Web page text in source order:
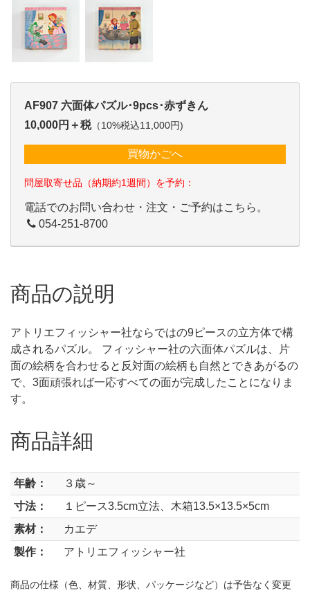
AF907 六面体パズル･9pcs･赤ずきん
10,000円＋税（10%税込11,000円)
買物かごへ
問屋取寄せ品（納期約1週間）を予約：
電話でのお問い合わせ・注文・ご予約はこちら。
054-251-8700
商品の説明
アトリエフィッシャー社ならではの9ピースの立方体で構
成されるパズル。 フィッシャー社の六面体パズルは、片
面の絵柄を合わせると反対面の絵柄も自然とできあがるの
で、3面頑張れば一応すべての面が完成したことになりま
す。
商品詳細
年齢：
３歳～
寸法：
１ピース3.5cm立法、木箱13.5×13.5×5cm
素材：
カエデ
製作：
アトリエフィッシャー社
商品の仕様（色、材質、形状、パッケージなど）は予告なく変更